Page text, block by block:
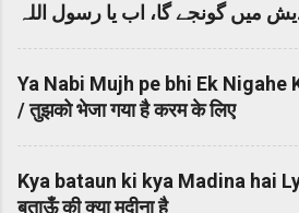
میں گونجے گا، اب یا رسول اللہ
Ya Nabi Mujh pe bhi Ek Nigahe
/ तुझको भेजा गया है करम के लिए
Kya bataun ki kya Madina hai
बताऊँ की क्या मदीना है